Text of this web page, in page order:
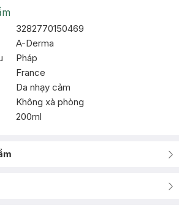
3282770150469
A-Derma
Pháp
France
Da nhạy cảm
Không xà phòng
200ml